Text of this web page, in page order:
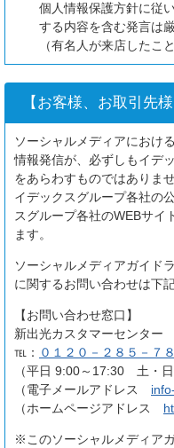
個人情報保護方針に従
する内容を含む発言は
（有名人が来店したこ
【お客様、お取引先
ソーシャルメディアにおけ
情報発信が、必ずしもイデ
をあらわすものではありませ
イデックスグループ各社の
スグループ各社のWEBサイ
ます。
ソーシャルメディアガイド
に関するお問い合わせは下
【お問い合わせ窓口】
新出光カスタマーセンター
℡： ０１２０－２８５－７
（平日 9:00～17:30 土・日
（電子メールアドレス
（ホームページアドレス
※このソーシャルメディア